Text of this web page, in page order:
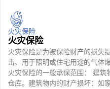
火灾保险
火灾保险
火灾保险是为被保险财产的损失
击、用于照明或住宅用途的气体
火灾保险的一般承保范围： 建筑
仓库。建筑物内的财产损坏：如